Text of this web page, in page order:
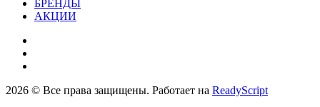
БРЕНДЫ
АКЦИИ
2026 © Все права защищены. Работает на ReadyScript